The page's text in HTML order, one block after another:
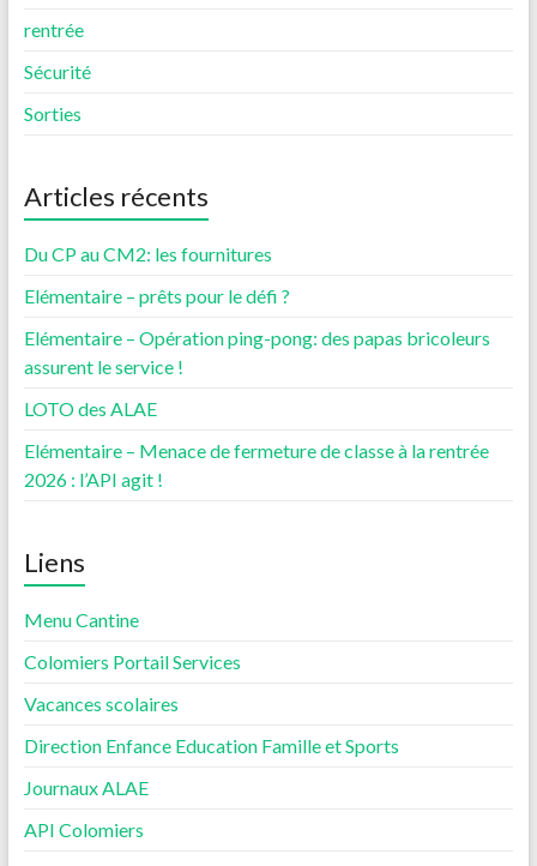
rentrée
Sécurité
Sorties
Articles récents
Du CP au CM2: les fournitures
Elémentaire – prêts pour le défi ?
Elémentaire – Opération ping-pong: des papas bricoleurs
assurent le service !
LOTO des ALAE
Elémentaire – Menace de fermeture de classe à la rentrée
2026 : l’API agit !
Liens
Menu Cantine
Colomiers Portail Services
Vacances scolaires
Direction Enfance Education Famille et Sports
Journaux ALAE
API Colomiers